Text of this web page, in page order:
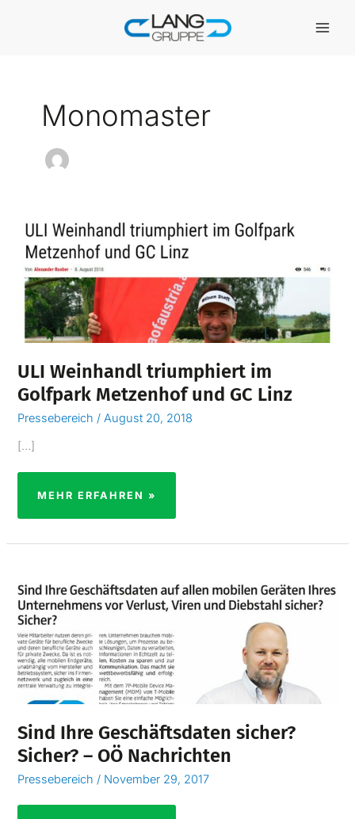
Monomaster
ULI Weinhandl triumphiert im
Golfpark Metzenhof und GC Linz
Pressebereich /August 20, 2018
[…]
ULI
WEINHANDL
TRIUMPHIERT
IM
GOLFPARK
METZENHOF
UND
GC
MEHR ERFAHREN »
Sind Ihre Geschäftsdaten sicher?
Sicher? – OÖ Nachrichten
Pressebereich / November 29, 2017
SIND
IHRE
GESCHÄFTSDATEN
SICHER?
SICHER?
–
OÖ
NACHRICHTEN